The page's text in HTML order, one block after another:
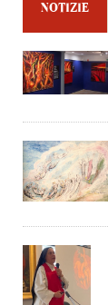
NOTIZIE